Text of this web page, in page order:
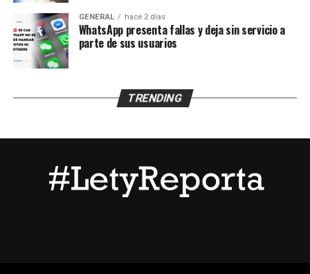
GENERAL hace 2 días
WhatsApp presenta fallas y deja sin servicio a
parte de sus usuarios
TRENDING